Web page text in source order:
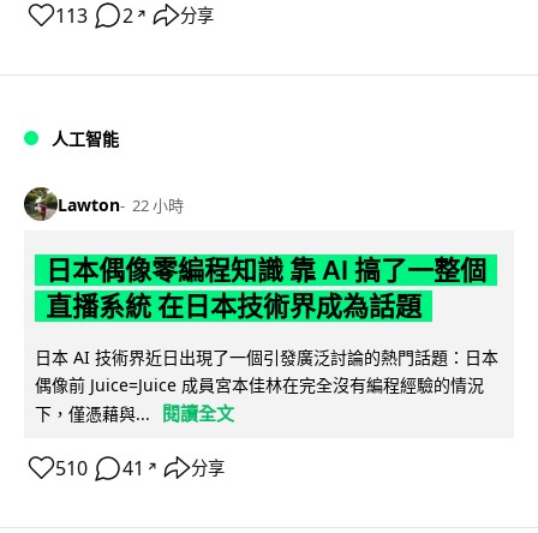
113 2 ↗ 分享
人工智能
Lawton 22 小時
日本偶像零編程知識 靠 AI 搞了一整個
直播系統 在日本技術界成為話題
日本 AI 技術界近日出現了一個引發廣泛討論的熱門話題：日本
偶像前 Juice=Juice 成員宮本佳林在完全沒有編程經驗的情況
下，僅憑藉與...
閱讀全文
510 41 ↗ 分享